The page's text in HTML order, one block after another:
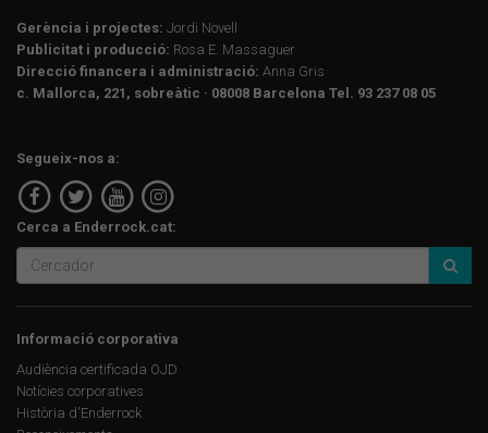
Gerència i projectes: Jordi Novell
Publicitat i producció: Rosa E. Massaguer
Direcció financera i administració: Anna Gris
c. Mallorca, 221, sobreàtic · 08008 Barcelona Tel. 93 237 08 05
Segueix-nos a:
Cerca a Enderrock.cat:
Informació corporativa
Audiència certificada OJD
Notícies corporatives
Història d'Enderrock